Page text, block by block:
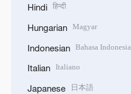
Hindi हिन्दी
Hungarian Magyar
Indonesian Bahasa Indonesia
Italian Italiano
Japanese 日本語